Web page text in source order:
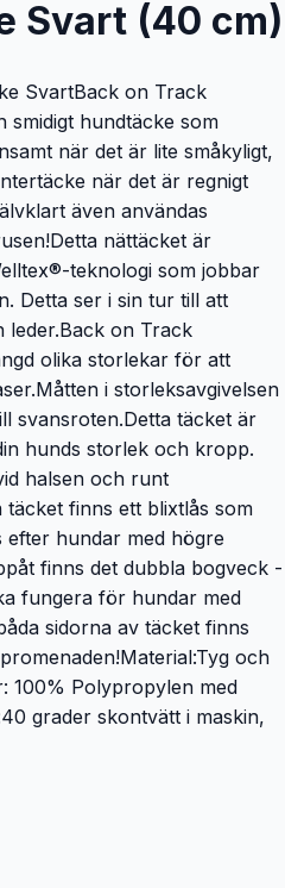
Svart (40 cm)
SvartBack on Track
smidigt hundtäcke som
när det är lite småkyligt,
när det är regnigt
även användas
nättäcket är
teknologi som jobbar
Detta ser i sin tur till att
leder.Back on Track
olika storlekar för att
i storleksavgivelsen
svansroten.Detta täcket är
hunds storlek och kropp.
halsen och runt
finns ett blixtlås som
efter hundar med högre
finns det dubbla bogveck -
fungera för hundar med
sidorna av täcket finns
och
100% Polypropylen med
grader skontvätt i maskin,